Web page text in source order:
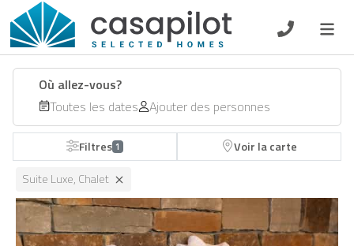
DE EN ES FR NL
Petit-déjeuner
Chèque-cadeau
Propriétaire
Où allez-vous?
Toutes les dates
Ajouter des personnes
Filtres 1
Voir la carte
Suite Luxe, Chalet